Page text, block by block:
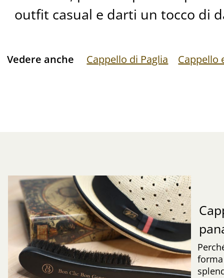
outfit casual e darti un tocco di
Vedere anche Cappello di Paglia Cappello